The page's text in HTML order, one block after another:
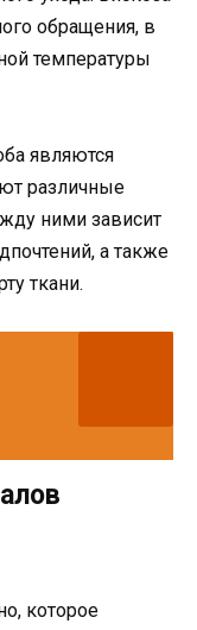
обращения, в
температуры
являются
различные
ними зависит
а также
ткани.
которое